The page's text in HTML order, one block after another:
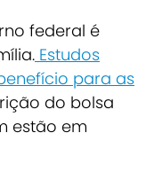
federal é
Estudos
para as
do bolsa
estão em